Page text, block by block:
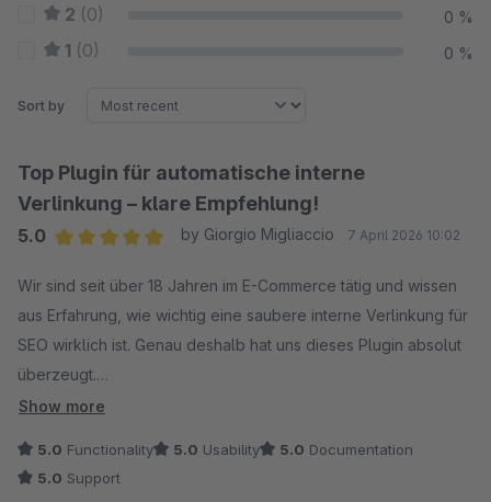
2 (0) 0 %
1 (0) 0 %
Sort by
Top Plugin für automatische interne
Verlinkung – klare Empfehlung!
5.0
by Giorgio Migliaccio 7 April 2026 10:02
Wir sind seit über 18 Jahren im E-Commerce tätig und wissen
aus Erfahrung, wie wichtig eine saubere interne Verlinkung für
SEO wirklich ist. Genau deshalb hat uns dieses Plugin absolut
überzeugt.
funktioniert sehr gut und spart enorm viel Zeit bei der Pflege
von Kategorieseiten, Landingpages und Ratgebertexten.
Show more
5.0 Functionality 5.0 Usability 5.0 Documentation
5.0 Support